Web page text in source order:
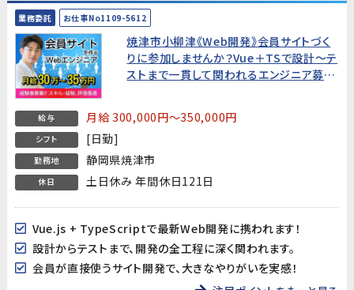
業務委託 お仕事No1109-5612
焼津市小柳津《Web開発》会員サイトづく
りに参加しませんか？Vue＋TSで設計～テ
ストまで一貫して関われるエンジニア募
給与 月給 300,000円～350,000円
シフト [日勤]
勤務地 静岡県焼津市
休日 土日休み 年間休日121日
Vue.js + TypeScriptで最新Web開発に携われます！
設計からテストまで、開発の全工程に深く関われます。
会員が直接使うサイト開発で、大きなやりがいを実感！